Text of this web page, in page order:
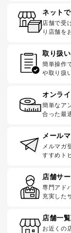
ネット
店舗で受
り店舗を
取り扱
簡単操作
や取り扱
オンラ
簡単なア
合った最
メール
メルマガ
すすめト
店舗サ
専門アド
充実した
店舗一覧
お近くの